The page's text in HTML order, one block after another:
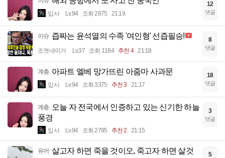
입사 Lv.94 조회 2875 21:19
12
댓글
이슈 즙짜는 윤석열의 수족 '여인형' 선즙필승!
조졋네이거 Lv.37 조회 1184 추천 4 21:18
8
댓글
계층 아파트 엘베 망가뜨린 아줌마 사과문
입사 Lv.94 조회 3375 추천 3 21:17
18
댓글
계층 오늘 자 전국에서 인증하고 있는 신기한 하늘
풍경
입사 Lv.94 조회 2795 추천 2 21:15
3
댓글
유머 살고자 하면 죽을 것이오, 죽고자 하면 살것
5